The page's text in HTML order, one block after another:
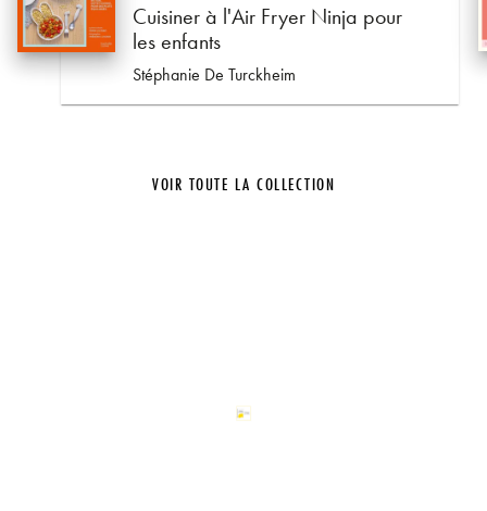
Cuisiner à l'Air Fryer Ninja pour
les enfants
Stéphanie De Turckheim
VOIR TOUTE LA COLLECTION